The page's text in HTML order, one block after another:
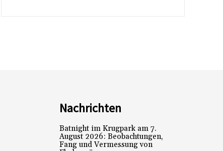
Nachrichten
Batnight im Krugpark am 7.
August 2026: Beobachtungen,
Fang und Vermessung von